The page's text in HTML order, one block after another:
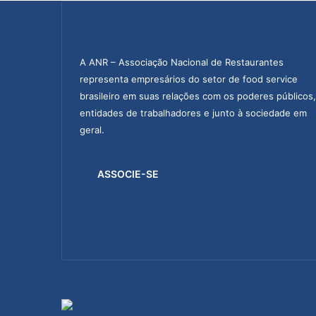
A ANR – Associação Nacional de Restaurantes
representa empresários do setor de food service
brasileiro em suas relações com os poderes públicos,
entidades de trabalhadores e junto à sociedade em
geral.
ASSOCIE-SE